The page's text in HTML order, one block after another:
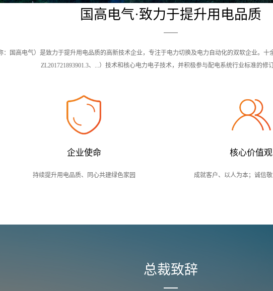
国高电气·致力于提升用电品质
国高电气）是致力于提升用电品质的高新技术企业，专注于电力切换及电力自动化的双软企业。十余
ZL201721893901.3、...）技术和核心电力电子技术，并积极参与配电系统行业标准的修订
企业使命
持续提升用电品质、同心共建绿色家园
核心价值观
成就客户、以人为本；诚信
总裁致辞